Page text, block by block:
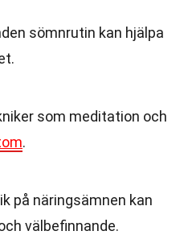
sömnrutin kan hjälpa
som meditation och
.
på näringsämnen kan
välbefinnande.